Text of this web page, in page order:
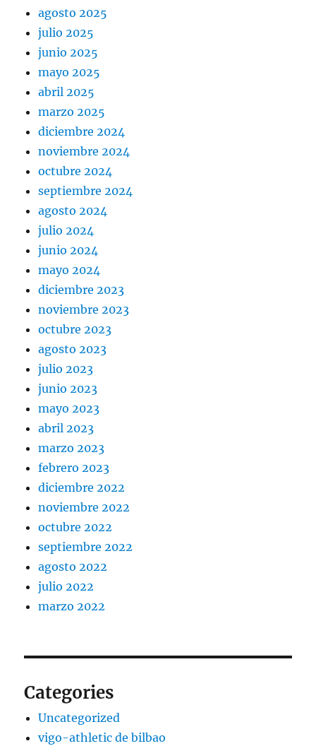
agosto 2025
julio 2025
junio 2025
mayo 2025
abril 2025
marzo 2025
diciembre 2024
noviembre 2024
octubre 2024
septiembre 2024
agosto 2024
julio 2024
junio 2024
mayo 2024
diciembre 2023
noviembre 2023
octubre 2023
agosto 2023
julio 2023
junio 2023
mayo 2023
abril 2023
marzo 2023
febrero 2023
diciembre 2022
noviembre 2022
octubre 2022
septiembre 2022
agosto 2022
julio 2022
marzo 2022
Categories
Uncategorized
vigo-athletic de bilbao